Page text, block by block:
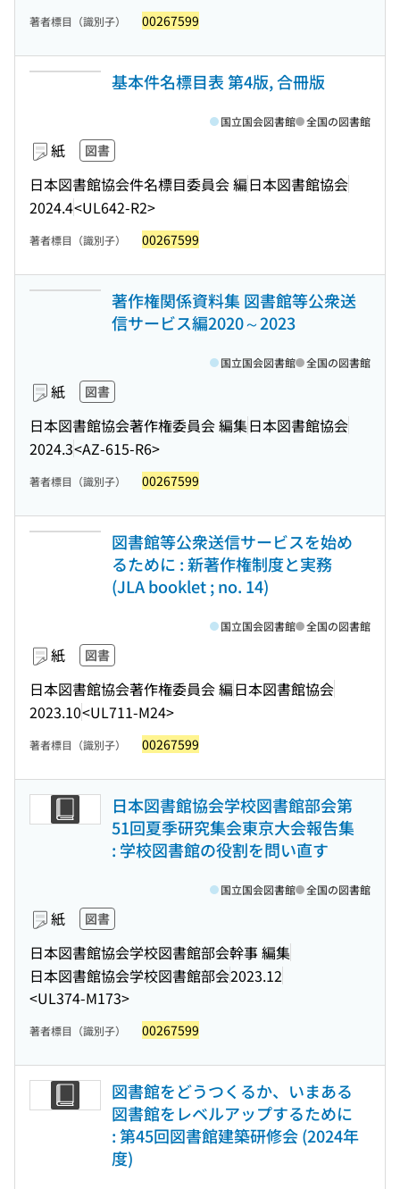
著者標目（識別子） 00267599
基本件名標目表 第4版, 合冊版
紙 図書
日本図書館協会件名標目委員会 編日本図書館協会
2024.4<UL642-R2>
国立国会図書館 全国の図書館
著者標目（識別子） 00267599
著作権関係資料集 図書館等公衆送
信サービス編2020～2023
紙 図書
日本図書館協会著作権委員会 編集日本図書館協会
2024.3<AZ-615-R6>
国立国会図書館 全国の図書館
著者標目（識別子） 00267599
図書館等公衆送信サービスを始め
るために : 新著作権制度と実務
(JLA booklet ; no. 14)
紙 図書
日本図書館協会著作権委員会 編日本図書館協会
2023.10<UL711-M24>
国立国会図書館 全国の図書館
著者標目（識別子） 00267599
日本図書館協会学校図書館部会第
51回夏季研究集会東京大会報告集
: 学校図書館の役割を問い直す
紙 図書
日本図書館協会学校図書館部会幹事 編集
日本図書館協会学校図書館部会2023.12
<UL374-M173>
国立国会図書館 全国の図書館
著者標目（識別子） 00267599
図書館をどうつくるか、いまある
図書館をレベルアップするために
: 第45回図書館建築研修会 (2024年
度)